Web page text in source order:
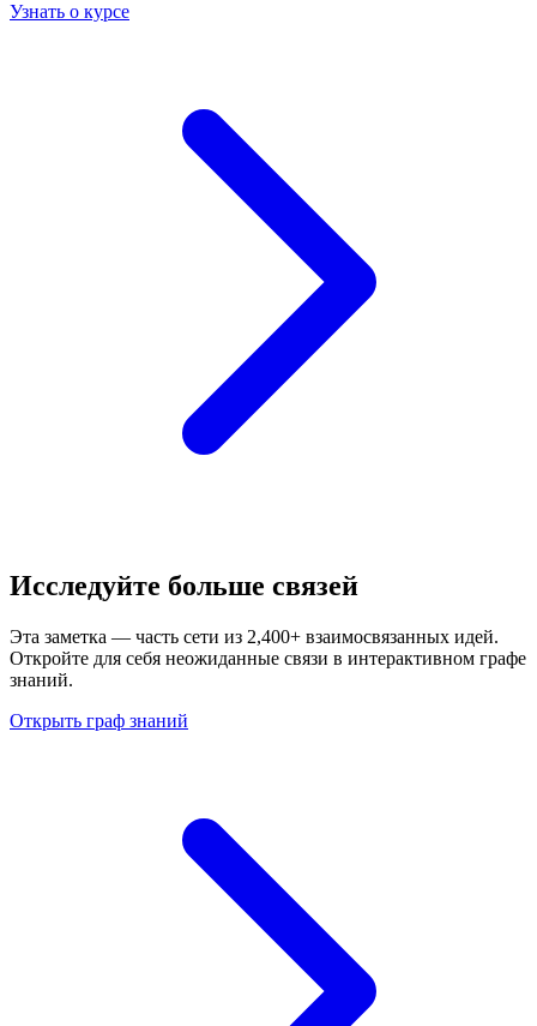
Узнать о курсе
Исследуйте больше связей
Эта заметка — часть сети из 2,400+ взаимосвязанных идей.
Откройте для себя неожиданные связи в интерактивном графе
знаний.
Открыть граф знаний